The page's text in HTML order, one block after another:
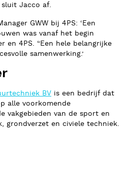
Jacco af.
GWW bij 4PS: ‘Een
was vanaf het begin
en 4PS. “Een hele belangrijke
samenwerking.’
BV is een bedrijf dat
alle voorkomende
vakgebieden van de sport en
grondverzet en civiele techniek.